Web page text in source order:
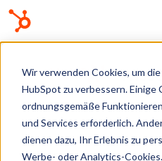
Wir verwenden Cookies, um
HubSpot zu verbessern. Einige
ordnungsgemäße
und Services erforderlich.
dienen dazu, Ihr Erlebnis zu
Werbe- oder Analytics-
Datenmanagement